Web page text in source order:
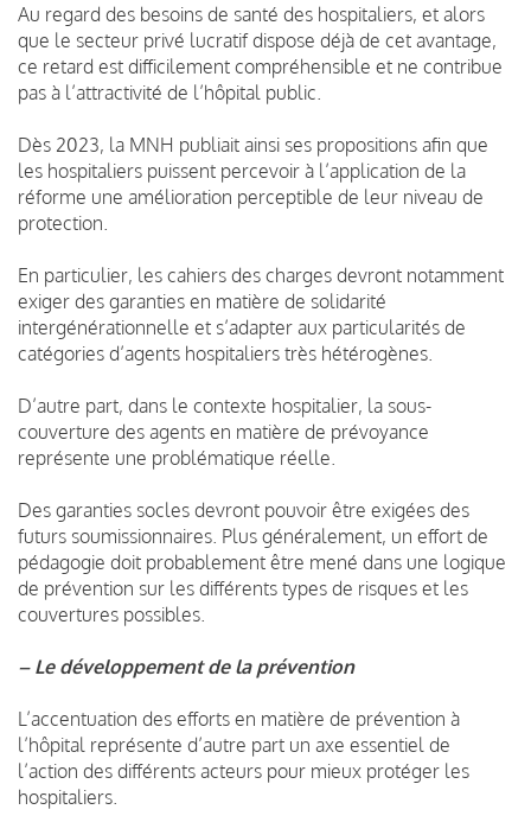
Au regard des besoins de santé des hospitaliers, et alors
que le secteur privé lucratif dispose déjà de cet avantage,
ce retard est difficilement compréhensible et ne contribue
pas à l’attractivité de l’hôpital public.
Dès 2023, la MNH publiait ainsi ses propositions afin que
les hospitaliers puissent percevoir à l’application de la
réforme une amélioration perceptible de leur niveau de
protection.
En particulier, les cahiers des charges devront notamment
exiger des garanties en matière de solidarité
intergénérationnelle et s’adapter aux particularités de
catégories d’agents hospitaliers très hétérogènes.
D’autre part, dans le contexte hospitalier, la sous-
couverture des agents en matière de prévoyance
représente une problématique réelle.
Des garanties socles devront pouvoir être exigées des
futurs soumissionnaires. Plus généralement, un effort de
pédagogie doit probablement être mené dans une logique
de prévention sur les différents types de risques et les
couvertures possibles.
– Le développement de la prévention
L’accentuation des efforts en matière de prévention à
l’hôpital représente d’autre part un axe essentiel de
l’action des différents acteurs pour mieux protéger les
hospitaliers.